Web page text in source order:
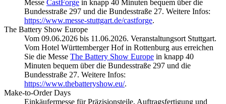
Messe CastForge in knapp 40 Minuten bequem über die
Bundesstraße 297 und die Bundesstraße 27. Weitere Infos:
https://www.messe-stuttgart.de/castforge.
The Battery Show Europe
Vom 09.06.2026 bis 11.06.2026. Veranstaltungsort Stuttgart.
Vom Hotel Württemberger Hof in Rottenburg aus erreichen
Sie die Messe The Battery Show Europe in knapp 40
Minuten bequem über die Bundesstraße 297 und die
Bundesstraße 27. Weitere Infos:
https://www.thebatteryshow.eu/.
Make-to-Order Days
Einkäufermesse für Präzisionsteile, Auftragsfertigung und